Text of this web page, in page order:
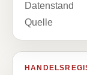
Datenstand
Quelle